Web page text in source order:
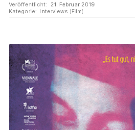
Veröffentlicht:
21. Februar 2019
Kategorie:
Interviews (Film)